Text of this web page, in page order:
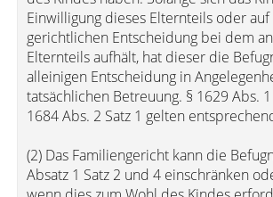
Einwilligung dieses Elternteils oder
gerichtlichen Entscheidung bei dem
Elternteils aufhält, hat dieser die
alleinigen Entscheidung in
tatsächlichen Betreuung. § 1629 Abs.
1684 Abs. 2 Satz 1 gelten
(2) Das Familiengericht kann die
Absatz 1 Satz 2 und 4 einschränken